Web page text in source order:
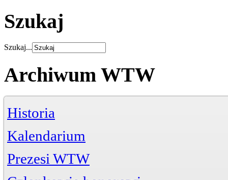
Szukaj
Szukaj...
Archiwum WTW
Historia
Kalendarium
Prezesi WTW